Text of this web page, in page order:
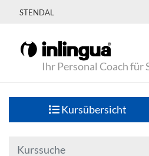
STENDAL
Ihr Personal Coach für
Kursübersicht